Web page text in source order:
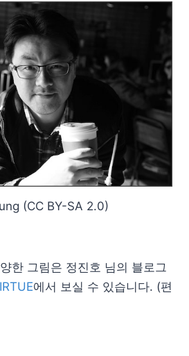
(CC BY-SA 2.0)
한 그림은 정진호 님의 블로그
에서 보실 수 있습니다. (편